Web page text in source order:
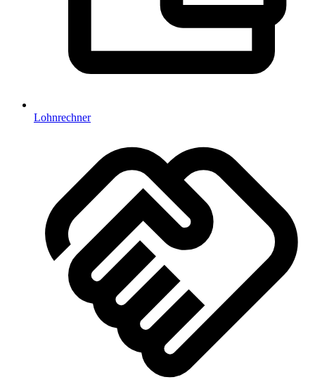
Lohnrechner